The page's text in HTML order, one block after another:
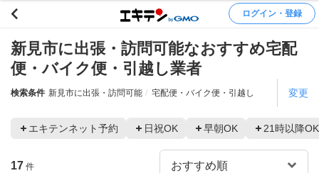
ログイン・登録
新見市に出張・訪問可能なおすすめ宅配
便・バイク便・引越し業者
検索条件 新見市に出張・訪問可能 宅配便・バイク便・引越し 変更
エキテンネット予約 日祝OK 早朝OK 21時以降OK
17 件